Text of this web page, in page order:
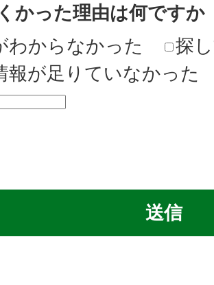
かった理由は何ですか
わからなかった
探
報が足りていなかった